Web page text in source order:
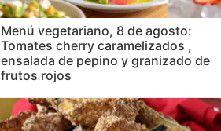
Menú vegetariano, 8 de agosto:
Tomates cherry caramelizados ,
ensalada de pepino y granizado de
frutos rojos